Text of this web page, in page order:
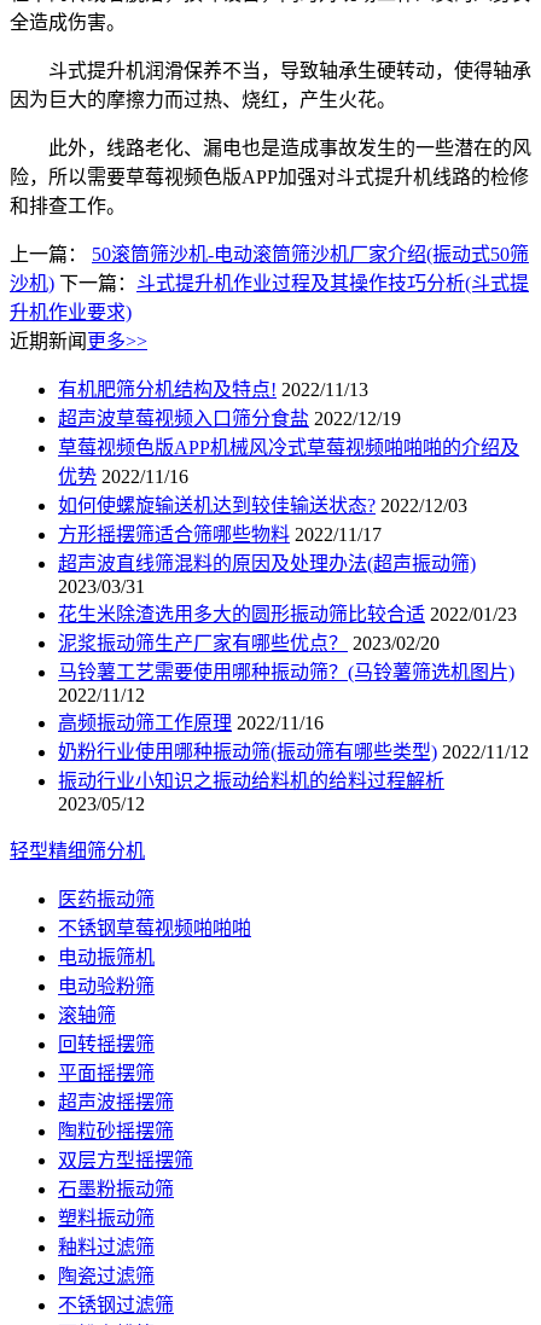
全造成伤害。
斗式提升机润滑保养不当，导致轴承生硬转动，使得轴承
因为巨大的摩擦力而过热、烧红，产生火花。
此外，线路老化、漏电也是造成事故发生的一些潜在的风
险，所以需要草莓视频色版APP加强对斗式提升机线路的检修
和排查工作。
上一篇： 50滚筒筛沙机-电动滚筒筛沙机厂家介绍(振动式50筛
沙机) 下一篇： 斗式提升机作业过程及其操作技巧分析(斗式提
升机作业要求)
近期新闻 更多>>
有机肥筛分机结构及特点! 2022/11/13
超声波草莓视频入口筛分食盐 2022/12/19
草莓视频色版APP机械风冷式草莓视频啪啪啪的介绍及
优势 2022/11/16
如何使螺旋输送机达到较佳输送状态? 2022/12/03
方形摇摆筛适合筛哪些物料 2022/11/17
超声波直线筛混料的原因及处理办法(超声振动筛)
2023/03/31
花生米除渣选用多大的圆形振动筛比较合适 2022/01/23
泥浆振动筛生产厂家有哪些优点？
2023/02/20
马铃薯工艺需要使用哪种振动筛？(马铃薯筛选机图片)
2022/11/12
高频振动筛工作原理 2022/11/16
奶粉行业使用哪种振动筛(振动筛有哪些类型) 2022/11/12
振动行业小知识之振动给料机的给料过程解析
2023/05/12
轻型精细筛分机
医药振动筛
不锈钢草莓视频啪啪啪
电动振筛机
电动验粉筛
滚轴筛
回转摇摆筛
平面摇摆筛
超声波摇摆筛
陶粒砂摇摆筛
双层方型摇摆筛
石墨粉振动筛
塑料振动筛
釉料过滤筛
陶瓷过滤筛
不锈钢过滤筛